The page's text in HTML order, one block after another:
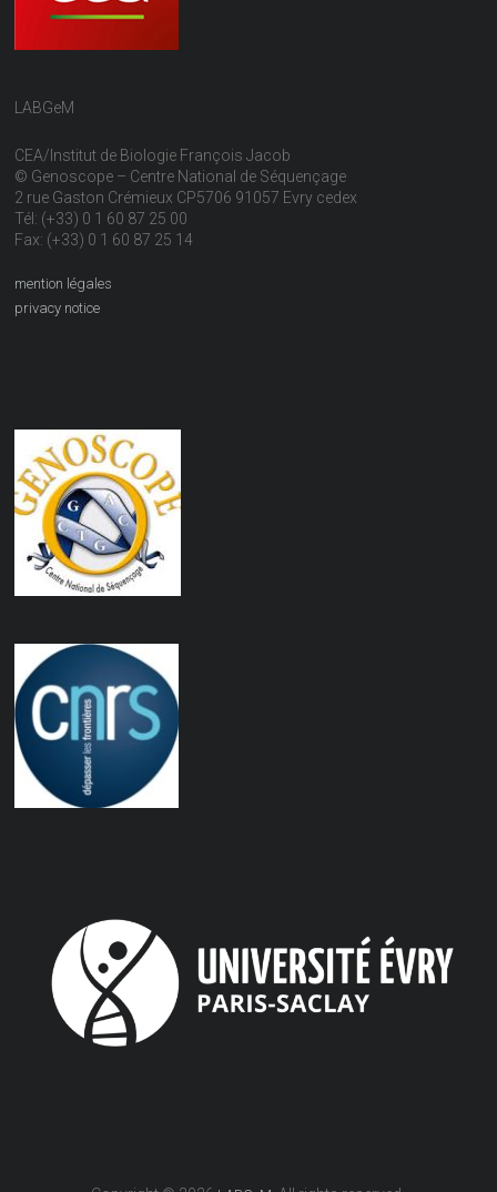
LABGeM
CEA/Institut de Biologie François Jacob
© Genoscope – Centre National de Séquençage
2 rue Gaston Crémieux CP5706 91057 Evry cedex
Tél: (+33) 0 1 60 87 25 00
Fax: (+33) 0 1 60 87 25 14
mention légales
privacy notice